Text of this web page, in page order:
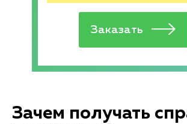
Зачем получать